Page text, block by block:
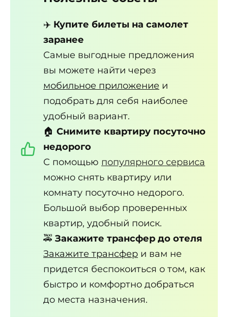
✈️ Купите билеты на самолет
заранее
Самые выгодные предложения
вы можете найти через
мобильное приложение и
подобрать для себя наиболее
удобный вариант.
🏠 Снимите квартиру посуточно
недорого
С помощью популярного сервиса
можно снять квартиру или
комнату посуточно недорого.
Большой выбор проверенных
квартир, удобный поиск.
🚕 Закажите трансфер до отеля
Закажите трансфер и вам не
придется беспокоиться о том, как
быстро и комфортно добраться
до места назначения.